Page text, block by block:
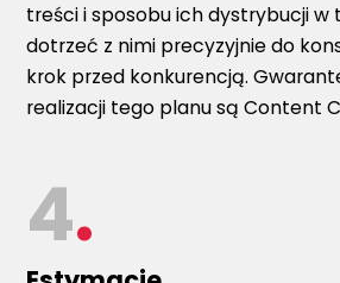
treści i sposobu ich dystrybucji w
dotrzeć z nimi precyzyjnie do
krok przed konkurencją.
realizacji tego planu są Content
4.